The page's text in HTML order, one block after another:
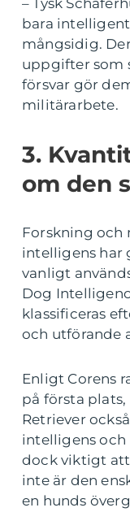
– Tysk
bara
mångsidig.
uppgifter som
försvar gör
militärarbete.
3.
om den
Forskning och
intelligens har
vanligt
Dog
klassificeras
och utförande
Enligt Corens
på första
Retriever
intelligens
dock viktigt
inte är den
en hunds